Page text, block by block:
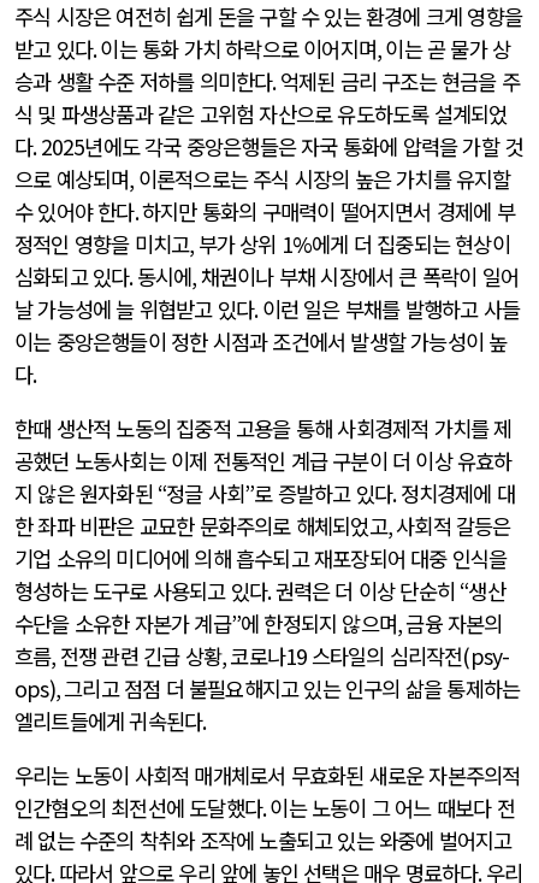
주식 시장은 여전히 쉽게 돈을 구할 수 있는 환경에 크게 영향을
받고 있다.이는 통화 가치 하락으로 이어지며,이는 곧 물가 상
승과 생활 수준 저하를 의미한다.억제된 금리 구조는 현금을 주
식 및 파생상품과 같은 고위험 자산으로 유도하도록 설계되었
다. 2025년에도 각국 중앙은행들은 자국 통화에 압력을 가할 것
으로 예상되며, 이론적으로는 주식 시장의 높은 가치를 유지할
수 있어야 한다.하지만 통화의 구매력이 떨어지면서 경제에 부
정적인 영향을 미치고, 부가 상위 1%에게 더 집중되는 현상이
심화되고 있다.동시에,채권이나 부채 시장에서 큰 폭락이 일어
날 가능성에 늘 위협받고 있다.이런 일은 부채를 발행하고 사들
이는 중앙은행들이 정한 시점과 조건에서 발생할 가능성이 높
다.
한때 생산적 노동의 집중적 고용을 통해 사회경제적 가치를 제
공했던 노동사회는 이제 전통적인 계급 구분이 더 이상 유효하
지 않은 원자화된 “정글 사회”로 증발하고 있다.정치경제에 대
한 좌파 비판은 교묘한 문화주의로 해체되었고,사회적 갈등은
기업 소유의 미디어에 의해 흡수되고 재포장되어 대중 인식을
형성하는 도구로 사용되고 있다.권력은 더 이상 단순히 “생산
수단을 소유한 자본가 계급”에 한정되지 않으며,금융 자본의
흐름, 전쟁 관련 긴급 상황,코로나19스타일의 심리작전(psy-
ops),그리고 점점 더 불필요해지고 있는 인구의 삶을 통제하는
엘리트들에게 귀속된다.
우리는 노동이 사회적 매개체로서 무효화된 새로운 자본주의적
인간혐오의 최전선에 도달했다.이는 노동이 그 어느 때보다 전
례 없는 수준의 착취와 조작에 노출되고 있는 와중에 벌어지고
있다.따라서 앞으로 우리 앞에 놓인 선택은 매우 명료하다.우리